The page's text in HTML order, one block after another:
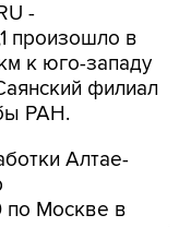
-
произошло в
к юго-западу
филиал
РАН.
Алтае-
по Москве в